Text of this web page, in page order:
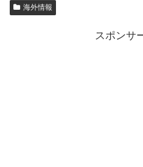
海外情報
スポンサ